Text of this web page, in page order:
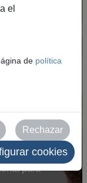
Una vez
para
el
de política
Rechazar
cookies